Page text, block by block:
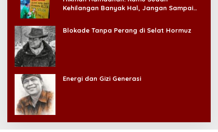
Kehilangan Banyak Hal, Jangan Sampai
Blokade Tanpa Perang di Selat Hormuz
Energi dan Gizi Generasi